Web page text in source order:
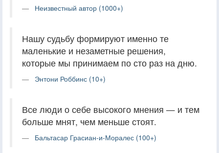
Неизвестный автор (1000+)
Нашу судьбу формируют именно те
маленькие и незаметные решения,
которые мы принимаем по сто раз на дню.
Энтони Роббинс (10+)
Все люди о себе высокого мнения — и тем
больше мнят, чем меньше стоят.
Бальтасар Грасиан-и-Моралес (100+)